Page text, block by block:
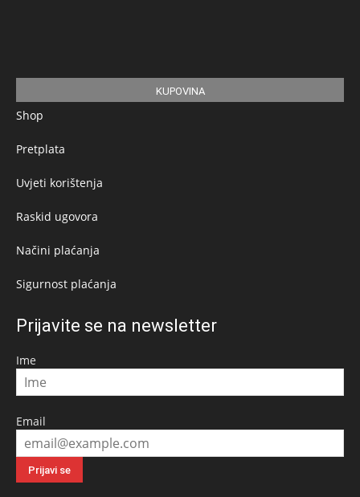
KUPOVINA
Shop
Pretplata
Uvjeti korištenja
Raskid ugovora
Načini plaćanja
Sigurnost plaćanja
Prijavite se na newsletter
Ime
Email